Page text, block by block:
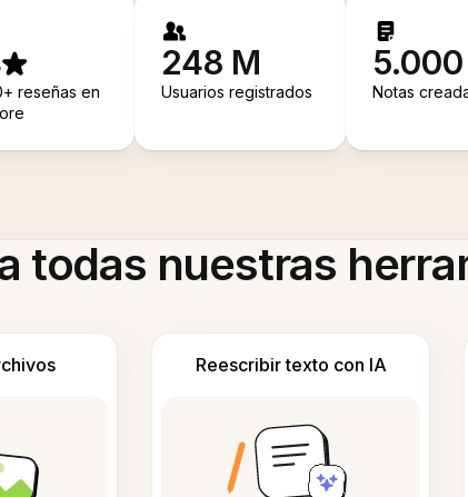
reseñas en
248 M
Usuarios registrados
5.000
Notas
todas nuestras
Reescribir texto con IA